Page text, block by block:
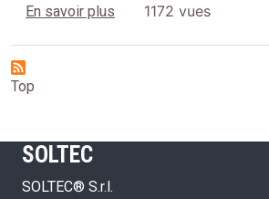
En savoir plus sur Pourquoi nous choisir
1172 vues
Top
SOLTEC
SOLTEC® S.r.l.